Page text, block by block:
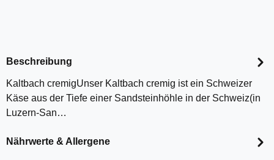
Beschreibung
Kaltbach cremigUnser Kaltbach cremig ist ein Schweizer
Käse aus der Tiefe einer Sandsteinhöhle in der Schweiz(in
Luzern-San…
Nährwerte & Allergene